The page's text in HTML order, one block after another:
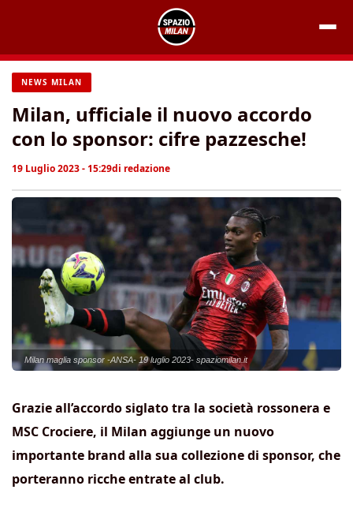
contenuto
NEWS MILAN
Milan, ufficiale il nuovo accordo
con lo sponsor: cifre pazzesche!
19 Luglio 2023 - 15:29di redazione
Milan maglia sponsor -ANSA- 19 luglio 2023- spaziomilan.it
Grazie all’accordo siglato tra la società rossonera e
MSC Crociere, il Milan aggiunge un nuovo
importante brand alla sua collezione di sponsor, che
porteranno ricche entrate al club.